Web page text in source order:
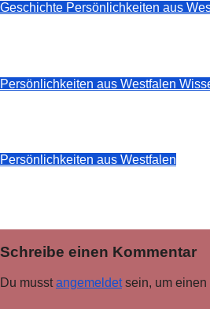
Geschichte Persönlichkeiten aus
Persönlichkeiten aus Westfalen
Persönlichkeiten aus Westfalen
Schreibe einen Kommentar
Du musstangemeldetsein, um einen